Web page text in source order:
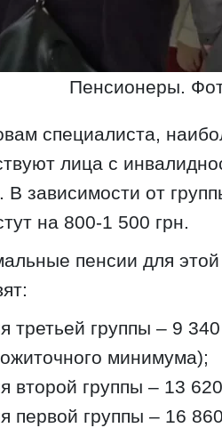
Пенсионеры.
специалиста,
лица с
В зависимости от
на 800-1 500 грн.
пенсии для этой
третьей группы – 9
минимума);
второй группы – 13
первой группы – 16